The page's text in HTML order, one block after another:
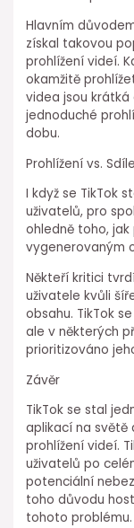
Hlavním
získal takovou
prohlížení videí.
okamžitě
videa jsou
jednoduché
dobu.
Prohlížení vs.
I když se TikTok
uživatelů, pro
ohledně toho,
vygenerovaným
Někteří kritici
uživatele kvůli
obsahu. TikTok
ale v některých
prioritizováno
Závěr
TikTok se stal
aplikací na světě
prohlížení videí.
uživatelů po
potenciální
toho důvodu
tohoto problému.